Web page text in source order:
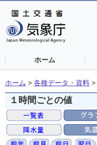
ホーム
ホーム > 各種データ・資料 >
１時間ごとの値